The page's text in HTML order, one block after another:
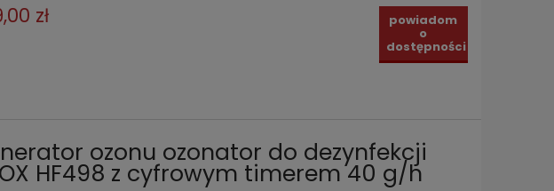
zł powiadom
o
dostępności
ozonu ozonator do dezynfekcji
HF498 z cyfrowym timerem 40 g/h